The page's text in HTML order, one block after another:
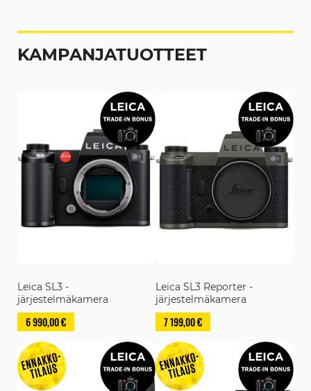
KAMPANJATUOTTEET
Leica SL3 -
järjestelmäkamera
6 990,00 €
Leica SL3 Reporter -
järjestelmäkamera
7 199,00 €